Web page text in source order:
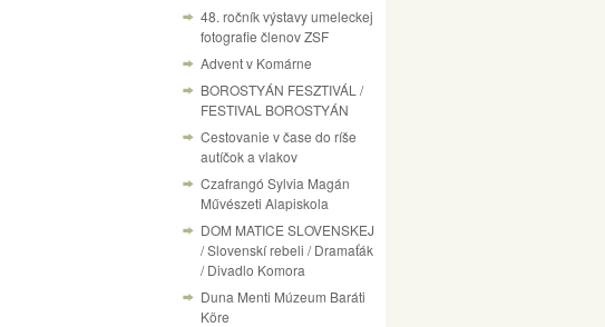
48. ročník výstavy umeleckej
fotografie členov ZSF
Advent v Komárne
BOROSTYÁN FESZTIVÁL /
FESTIVAL BOROSTYÁN
Cestovanie v čase do ríše
autíčok a vlakov
Czafrangó Sylvia Magán
Művészeti Alapiskola
DOM MATICE SLOVENSKEJ
/ Slovenskí rebeli / Dramaťák
/ Divadlo Komora
Duna Menti Múzeum Baráti
Köre